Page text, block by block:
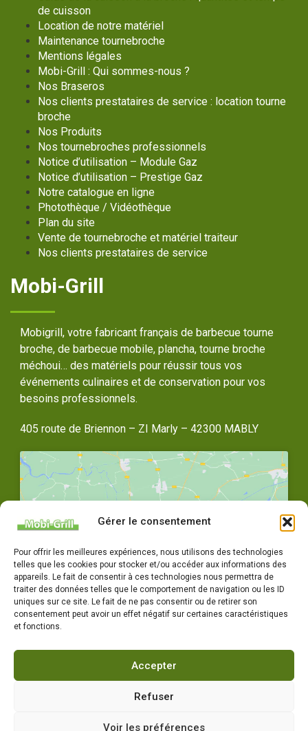
Gérer le consentement
Pour offrir les meilleures expériences, nous utilisons des technologies
telles que les cookies pour stocker et/ou accéder aux informations des
appareils. Le fait de consentir à ces technologies nous permettra de
traiter des données telles que le comportement de navigation ou les ID
uniques sur ce site. Le fait de ne pas consentir ou de retirer son
consentement peut avoir un effet négatif sur certaines caractéristiques
et fonctions.
Accepter
Refuser
Voir les préférences
de cuisson
Location de notre matériel
Maintenance tournebroche
Mentions légales
Mobi-Grill : Qui sommes-nous ?
Nos Braseros
Nos clients prestataires de service : location tourne
broche
Nos Produits
Nos tournebroches professionnels
Notice d’utilisation – Module Gaz
Notice d’utilisation – Prestige Gaz
Notre catalogue en ligne
Photothèque / Vidéothèque
Plan du site
Vente de tournebroche et matériel traiteur
Nos clients prestataires de service
Mobi-Grill
Mobigrill, votre fabricant français de barbecue tourne
broche, de barbecue mobile, plancha, tourne broche
méchoui… des matériels pour réussir tous vos
événements culinaires et de conservation pour vos
besoins professionnels.
405 route de Briennon – ZI Marly – 42300 MABLY
marketing et activer ce contenu
Horaires : Du lundi au vendredi 8h-12h / 14h-18h